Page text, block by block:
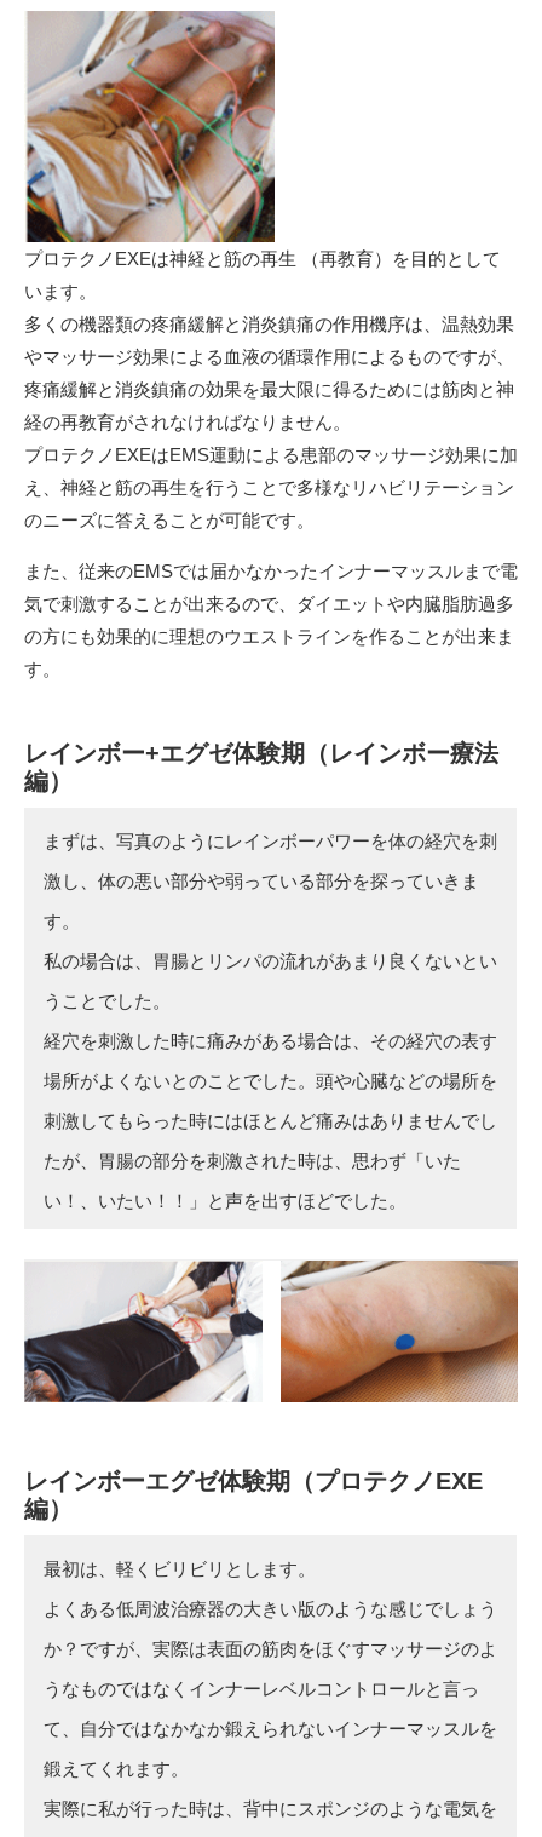
プロテクノEXEは神経と筋の再生 （再教育）を目的として
います。
多くの機器類の疼痛緩解と消炎鎮痛の作用機序は、温熱効果
やマッサージ効果による血液の循環作用によるものですが、
疼痛緩解と消炎鎮痛の効果を最大限に得るためには筋肉と神
経の再教育がされなければなりません。
プロテクノEXEはEMS運動による患部のマッサージ効果に加
え、神経と筋の再生を行うことで多様なリハビリテーション
のニーズに答えることが可能です。
また、従来のEMSでは届かなかったインナーマッスルまで電
気で刺激することが出来るので、ダイエットや内臓脂肪過多
の方にも効果的に理想のウエストラインを作ることが出来ま
す。
レインボー+エグゼ体験期（レインボー療法
編）
まずは、写真のようにレインボーパワーを体の経穴を刺
激し、体の悪い部分や弱っている部分を探っていきま
す。
私の場合は、胃腸とリンパの流れがあまり良くないとい
うことでした。
経穴を刺激した時に痛みがある場合は、その経穴の表す
場所がよくないとのことでした。頭や心臓などの場所を
刺激してもらった時にはほとんど痛みはありませんでし
たが、胃腸の部分を刺激された時は、思わず「いた
い！、いたい！！」と声を出すほどでした。
レインボーエグゼ体験期（プロテクノEXE
編）
最初は、軽くビリビリとします。
よくある低周波治療器の大きい版のような感じでしょう
か？ですが、実際は表面の筋肉をほぐすマッサージのよ
うなものではなくインナーレベルコントロールと言っ
て、自分ではなかなか鍛えられないインナーマッスルを
鍛えてくれます。
実際に私が行った時は、背中にスポンジのような電気を